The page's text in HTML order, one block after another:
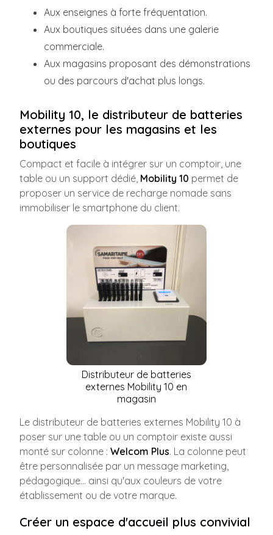
Aux enseignes à forte fréquentation.
Aux boutiques situées dans une galerie
commerciale.
Aux magasins proposant des démonstrations
ou des parcours d'achat plus longs.
Mobility 10, le distributeur de batteries
externes pour les magasins et les
boutiques
Compact et facile à intégrer sur un comptoir, une
table ou un support dédié, Mobility 10 permet de
proposer un service de recharge nomade sans
immobiliser le smartphone du client.
Distributeur de batteries
externes Mobility 10 en
magasin
Le distributeur de batteries externes Mobility 10 à
poser sur une table ou un comptoir existe aussi
monté sur colonne : Welcom Plus. La colonne peut
être personnalisée par un message marketing,
pédagogique... ainsi qu'aux couleurs de votre
établissement ou de votre marque.
Créer un espace d'accueil plus convivial